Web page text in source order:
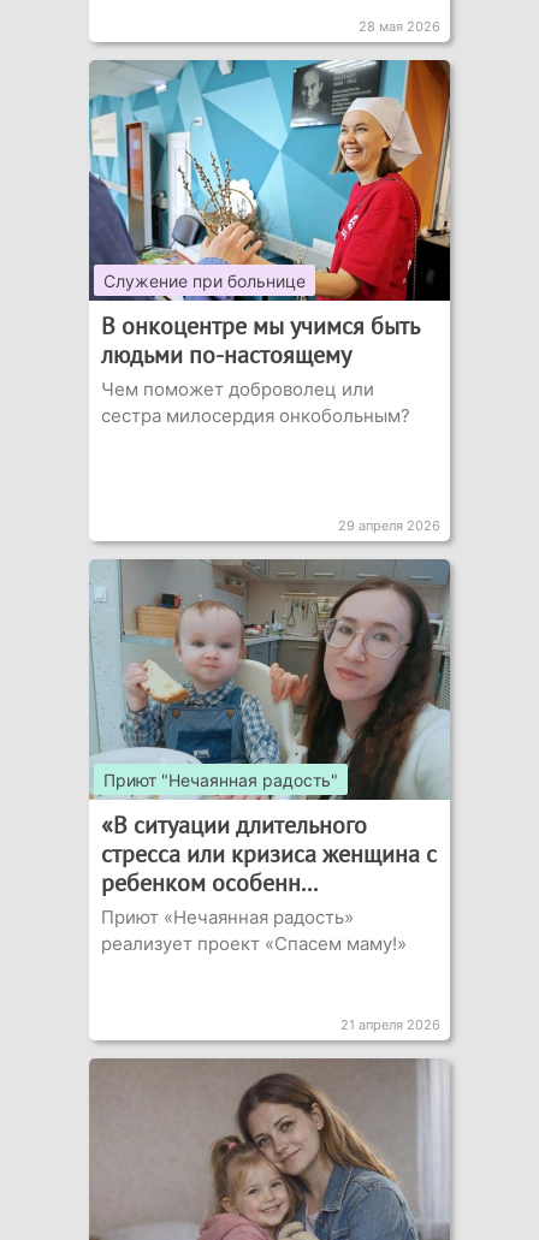
28 мая 2026
Служение при больнице
В онкоцентре мы учимся быть
людьми по-настоящему
Чем поможет доброволец или
сестра милосердия онкобольным?
29 апреля 2026
Приют "Нечаянная радость"
«В ситуации длительного
стресса или кризиса женщина с
ребенком особенн...
Приют «Нечаянная радость»
реализует проект «Спасем маму!»
21 апреля 2026